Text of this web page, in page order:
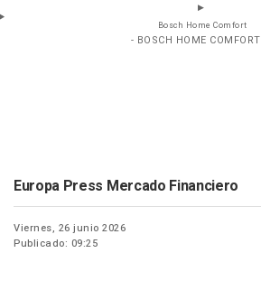
Bosch Home Comfort
- BOSCH HOME COMFORT
Europa Press Mercado Financiero
Viernes, 26 junio 2026
Publicado: 09:25